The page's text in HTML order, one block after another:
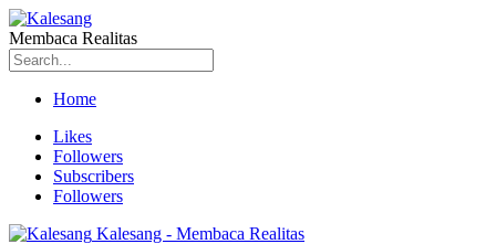
Membaca Realitas
Home
Likes
Followers
Subscribers
Followers
Kalesang - Membaca Realitas